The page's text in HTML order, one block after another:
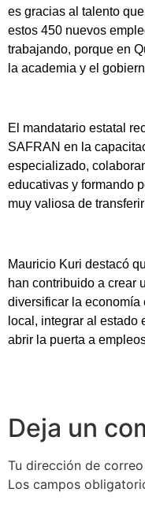
es gracias al talento
estos 450 nuevos
trabajando, porque en
la academia y el
El mandatario estatal
SAFRAN en la
especializado,
educativas y formando
muy valiosa de
Mauricio Kuri destacó
han contribuido a crear
diversificar la economía
local, integrar al
abrir la puerta a
Deja un
Tu dirección de
Los campos